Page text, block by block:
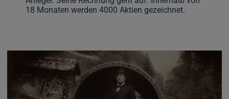
18 Monaten werden 4000 Aktien gezeichnet.